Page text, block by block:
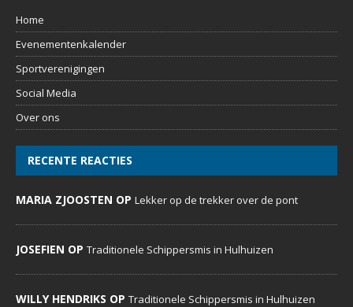
Home
Evenementenkalender
Sportverenigingen
Social Media
Over ons
RECENTE REACTIES
MARIA ZJOOSTEN OP Lekker op de trekker over de pont
JOSEFIEN OP Traditionele Schippersmis in Hulhuizen
WILLY HENDRIKS OP Traditionele Schippersmis in Hulhuizen